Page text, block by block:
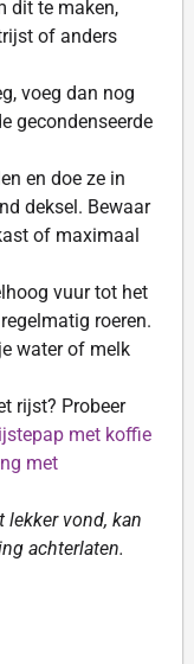
dit te maken,
of anders
voeg dan nog
gecondenseerde
en doe ze in
deksel. Bewaar
of maximaal
vuur tot het
roeren.
water of melk
rijst? Probeer
met koffie
met
lekker vond, kan
achterlaten.